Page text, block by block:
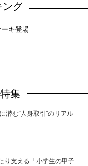
ング
キ登場
集
潜む“人身取引”のリアル
り支える「小学生の甲子